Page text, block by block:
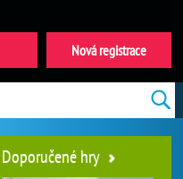
Doporučené hry
Nová registrace